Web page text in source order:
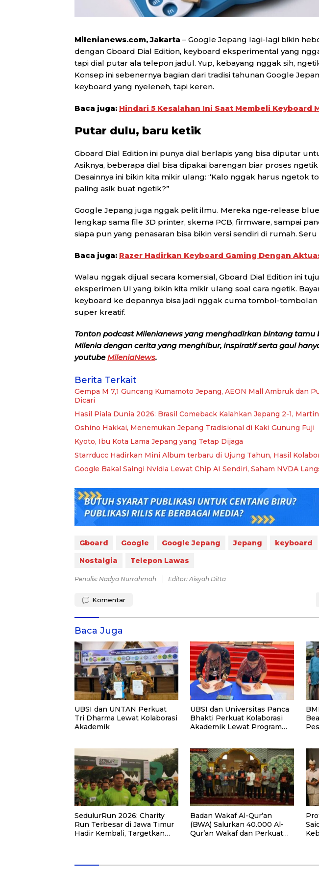
Milenianews.com, Jakarta – Google Jepang lagi-lagi bikin
dengan Gboard Dial Edition, keyboard eksperimental yang
tapi dial putar ala telepon jadul. Yup, kebayang nggak sih,
Konsep ini sebenernya bagian dari tradisi tahunan Google
keyboard yang nyeleneh, tapi keren.
Baca juga: Hindari 5 Kesalahan Ini Saat Membeli Keyboard
Putar dulu, baru ketik
Gboard Dial Edition ini punya dial berlapis yang bisa diputar
Asiknya, beberapa dial bisa dipakai barengan biar proses
Desainnya ini bikin kita mikir ulang: “Kalo nggak harus ngetok
paling asik buat ngetik?”
Google Jepang juga nggak pelit ilmu. Mereka nge-release
lengkap sama file 3D printer, skema PCB, firmware, sampai
siapa pun yang penasaran bisa bikin versi sendiri di rumah.
Baca juga: Razer Hadirkan Keyboard Gaming Dengan
Walau nggak dijual secara komersial, Gboard Dial Edition ini
eksperimen UI yang bikin kita mikir ulang soal cara ngetik.
keyboard ke depannya bisa jadi nggak cuma tombol-tombolan
super kreatif.
Tonton podcast Milenianews yang menghadirkan bintang tamu
Milenia dengan cerita yang menghibur, inspiratif serta gaul
youtubeMileniaNews.
Berita Terkait
Gempa M 7,1 Guncang Kumamoto Jepang, AEON Mall Ambruk dan
Dicari
Hasil Piala Dunia 2026: Brasil Comeback Kalahkan Jepang 2-1,
Oshino Hakkai, Menemukan Jepang Tradisional di Kaki Gunung Fuji
Kyoto, Ibu Kota Lama Jepang yang Tetap Dijaga
Starrducc Hadirkan Mini Album terbaru di Ujung Tahun, Hasil
Google Bakal Saingi Nvidia Lewat Chip AI Sendiri, Saham NVDA
Gboard Google Google Jepang Jepang keyboard
Nostalgia
Telepon Lawas
Penulis: Nadya Nurrahmah Editor: Aisyah Ditta
Komentar
Baca Juga
UBSI dan UNTAN Perkuat
Tri Dharma Lewat Kolaborasi
Akademik
UBSI dan Universitas Panca
Bhakti Perkuat Kolaborasi
Akademik Lewat Program
SedulurRun 2026: Charity
Run Terbesar di Jawa Timur
Hadir Kembali, Targetkan
Badan Wakaf Al-Qur’an
(BWA) Salurkan 40.000 Al-
Qur’an Wakaf dan Perkuat